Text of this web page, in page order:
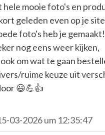
hele mooie foto's en
geleden even op je
foto's heb je
nog eens weer kijken,
om wat te gaan
ruime keuze uit
😃💪👍
03-2026 um 12:35:47